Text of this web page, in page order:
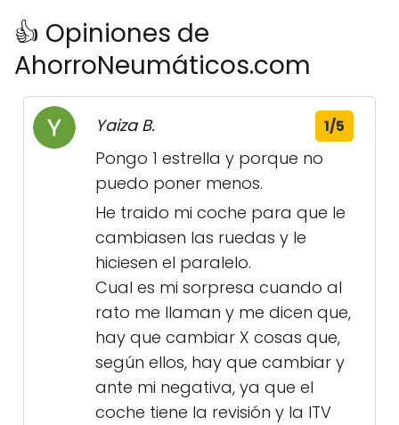
👍 Opiniones de
AhorroNeumáticos.com
Yaiza B. 1/5
Pongo 1 estrella y porque no
puedo poner menos.
He traido mi coche para que le
cambiasen las ruedas y le
hiciesen el paralelo.
Cual es mi sorpresa cuando al
rato me llaman y me dicen que,
hay que cambiar X cosas que,
según ellos, hay que cambiar y
ante mi negativa, ya que el
coche tiene la revisión y la ITV